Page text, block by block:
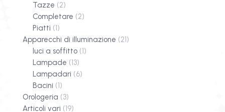
Tazze (2)
Completare (2)
Piatti (1)
Apparecchi di illuminazione (21)
luci a soffitto (1)
Lampade (13)
Lampadari (6)
Bacini (1)
Orologeria (3)
Articoli vari (19)